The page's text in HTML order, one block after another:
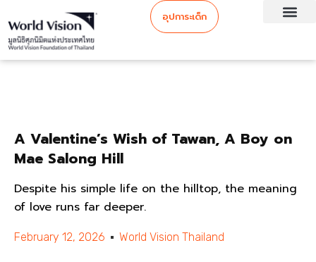
อุปการะเด็ก
A Valentine’s Wish of Tawan, A Boy on
Mae Salong Hill
Despite his simple life on the hilltop, the meaning
of love runs far deeper.
February 12, 2026 World Vision Thailand